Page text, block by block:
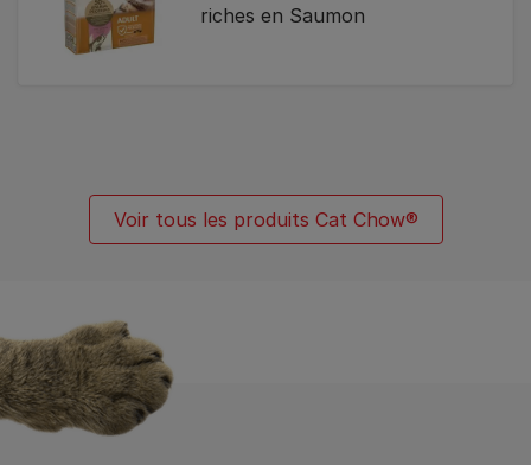
Voir tous les produits Cat Chow®
riches en Saumon